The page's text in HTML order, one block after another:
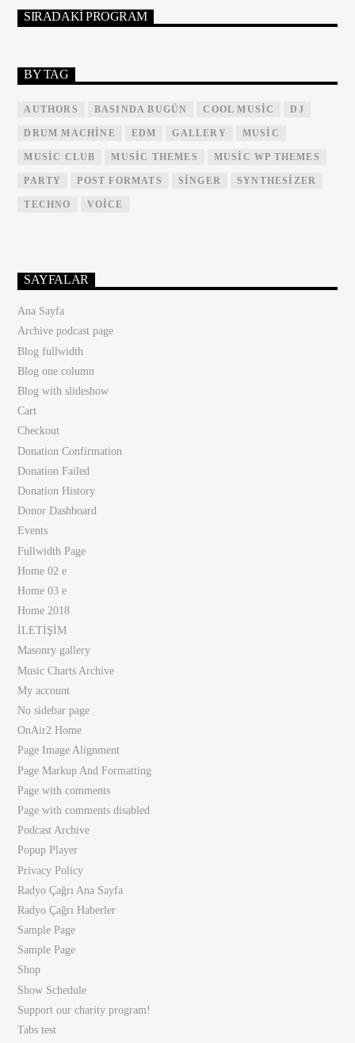
SIRADAKI PROGRAM
BY TAG
AUTHORS BASINDA BUGÜN COOL MUSIC DJ
DRUM MACHINE EDM GALLERY MUSIC
MUSIC CLUB MUSIC THEMES MUSIC WP THEMES
PARTY POST FORMATS SINGER SYNTHESIZER
TECHNO VOICE
SAYFALAR
Ana Sayfa
Archive podcast page
Blog fullwidth
Blog one column
Blog with slideshow
Cart
Checkout
Donation Confirmation
Donation Failed
Donation History
Donor Dashboard
Events
Fullwidth Page
Home 02 e
Home 03 e
Home 2018
İLETİŞİM
Masonry gallery
Music Charts Archive
My account
No sidebar page
OnAir2 Home
Page Image Alignment
Page Markup And Formatting
Page with comments
Page with comments disabled
Podcast Archive
Popup Player
Privacy Policy
Radyo Çağrı Ana Sayfa
Radyo Çağrı Haberler
Sample Page
Sample Page
Shop
Show Schedule
Support our charity program!
Tabs test